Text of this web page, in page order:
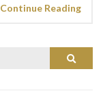
Continue Reading
Search